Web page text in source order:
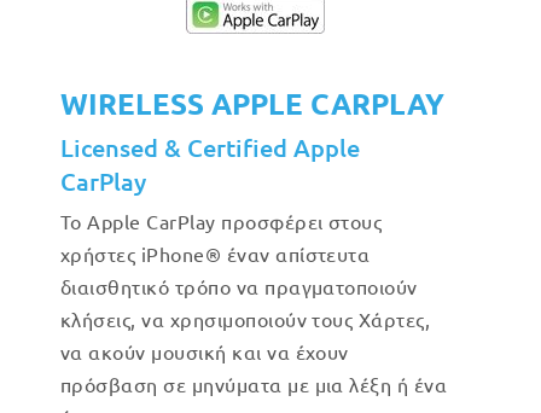
WIRELESS APPLE CARPLAY
Licensed & Certified Apple
CarPlay
Το Apple CarPlay προσφέρει στους
χρήστες iPhone® έναν απίστευτα
διαισθητικό τρόπο να πραγματοποιούν
κλήσεις, να χρησιμοποιούν τους Χάρτες,
να ακούν μουσική και να έχουν
πρόσβαση σε μηνύματα με μια λέξη ή ένα